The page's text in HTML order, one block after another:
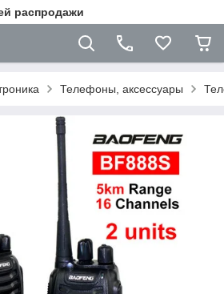
распродажи
Телефоны, аксессуары